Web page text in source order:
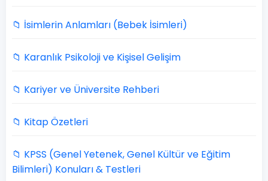
📁 İsimlerin Anlamları (Bebek İsimleri)
📁 Karanlık Psikoloji ve Kişisel Gelişim
📁 Kariyer ve Üniversite Rehberi
📁 Kitap Özetleri
📁 KPSS (Genel Yetenek, Genel Kültür ve Eğitim
Bilimleri) Konuları & Testleri